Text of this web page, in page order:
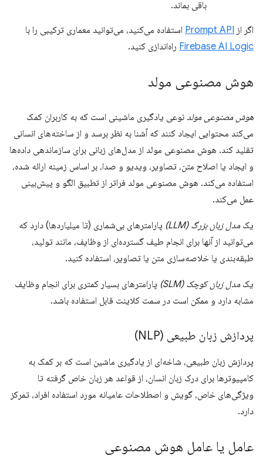
باقی بماند.
اگر از Prompt API استفاده می‌کنید، می‌توانید معماری ترکیبی را با
Firebase AI Logic راه‌اندازی کنید.
هوش مصنوعی مولد
هوش مصنوعی مولد نوعی یادگیری ماشینی است که به کاربران کمک
می‌کند محتوایی ایجاد کنند که آشنا به نظر برسد و از ساخته‌های انسانی
تقلید کند. هوش مصنوعی مولد از مدل‌های زبانی برای سازماندهی داده‌ها
و ایجاد یا اصلاح متن، تصاویر، ویدیو و صدا، بر اساس زمینه ارائه شده،
استفاده می‌کند. هوش مصنوعی مولد فراتر از تطبیق الگو و پیش‌بینی
عمل می‌کند.
یک مدل زبان بزرگ (LLM)
پارامترهای بی‌شماری (تا میلیاردها) دارد که
می‌توانید از آنها برای انجام طیف گسترده‌ای از وظایف، مانند تولید،
طبقه‌بندی یا خلاصه‌سازی متن یا تصاویر، استفاده کنید.
یک مدل زبان کوچک (SLM)
پارامترهای بسیار کمتری برای انجام وظایف
مشابه دارد و ممکن است در سمت کلاینت قابل استفاده باشد.
پردازش زبان طبیعی (NLP)
پردازش زبان طبیعی، شاخه‌ای از یادگیری ماشین است که بر کمک به
کامپیوترها برای درک زبان انسان، از قواعد هر زبان خاص گرفته تا
ویژگی‌های خاص، گویش و اصطلاحات عامیانه مورد استفاده افراد، تمرکز
دارد.
عامل یا عامل هوش مصنوعی